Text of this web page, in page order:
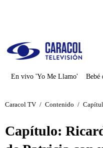
En vivo 'Yo Me Llamo' Bebé
Caracol TV / Contenido /
Capítulo: